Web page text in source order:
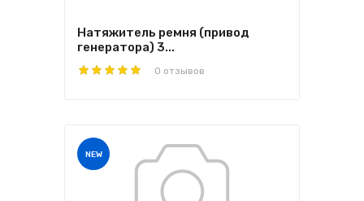
Натяжитель ремня (привод
генератора) 3...
0 отзывов
NEW